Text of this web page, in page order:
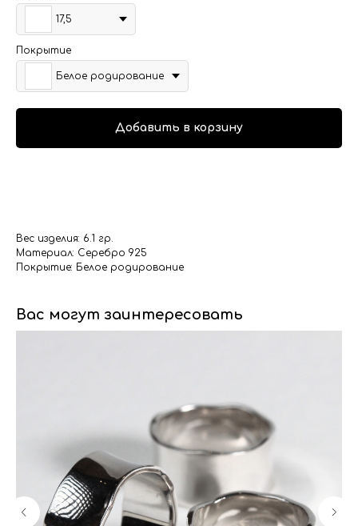
17,5
Покрытие
Белое родирование
Добавить в корзину
Вес изделия: 6.1 гр.
Материал: Серебро 925
Покрытие: Белое родирование
Вас могут заинтересовать